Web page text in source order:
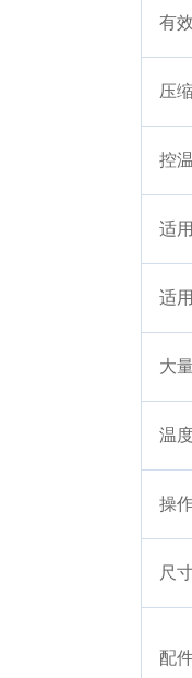
有
压
控
适
适
大
温
操
尺
配